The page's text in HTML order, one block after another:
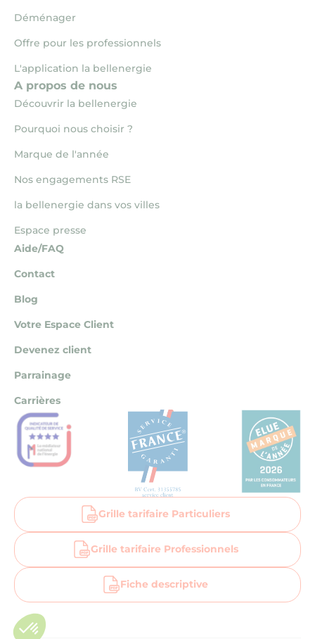
Déménager
Offre pour les professionnels
L'application la bellenergie
A propos de nous
Découvrir la bellenergie
Pourquoi nous choisir ?
Marque de l'année
Nos engagements RSE
la bellenergie dans vos villes
Espace presse
Aide/FAQ
Contact
Blog
Votre Espace Client
Devenez client
Parrainage
Carrières
Grille tarifaire Particuliers
Grille tarifaire Professionnels
Fiche descriptive
Aller sur la page facebook la bellenergie